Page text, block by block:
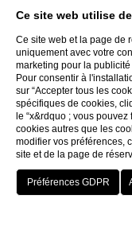
S. Teresa di
Meilleur
HOTEL
Ce site web utilise
Ce site web et la page de
uniquement avec votre
marketing pour la
Pour consentir à
sur “Accepter tous les
spécifiques de cookies,
le “x&rdquo ; vous
cookies autres que les
modifier vos préférences,
site et de la page de